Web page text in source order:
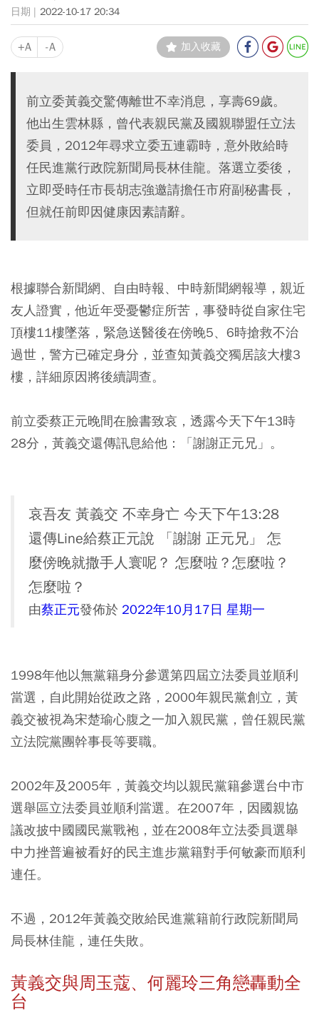
2022-10-17 20:34
+A -A 加入收藏
前立委黃義交驚傳離世不幸消息，享壽69歲。
他出生雲林縣，曾代表親民黨及國親聯盟任立法
委員，2012年尋求立委五連霸時，意外敗給時
任民進黨行政院新聞局長林佳龍。落選立委後，
立即受時任市長胡志強邀請擔任市府副秘書長，
但就任前即因健康因素請辭。
根據聯合新聞網、自由時報、中時新聞網報導，親近
友人證實，他近年受憂鬱症所苦，事發時從自家住宅
頂樓11樓墜落，緊急送醫後在傍晚5、6時搶救不治
過世，警方已確定身分，並查知黃義交獨居該大樓3
樓，詳細原因將後續調查。
前立委蔡正元晚間在臉書致哀，透露今天下午13時
28分，黃義交還傳訊息給他：「謝謝正元兄」。
哀吾友 黃義交 不幸身亡 今天下午13:28
還傳Line給蔡正元說 「謝謝 正元兄」 怎
麼傍晚就撒手人寰呢？ 怎麼啦？怎麼啦？
怎麼啦？
由蔡正元發佈於 2022年10月17日 星期一
1998年他以無黨籍身分參選第四屆立法委員並順利
當選，自此開始從政之路，2000年親民黨創立，黃
義交被視為宋楚瑜心腹之一加入親民黨，曾任親民黨
立法院黨團幹事長等要職。
2002年及2005年，黃義交均以親民黨籍參選台中市
選舉區立法委員並順利當選。在2007年，因國親協
議改披中國國民黨戰袍，並在2008年立法委員選舉
中力挫普遍被看好的民主進步黨籍對手何敏豪而順利
連任。
不過，2012年黃義交敗給民進黨籍前行政院新聞局
局長林佳龍，連任失敗。
黃義交與周玉蔻、何麗玲三角戀轟動全
台